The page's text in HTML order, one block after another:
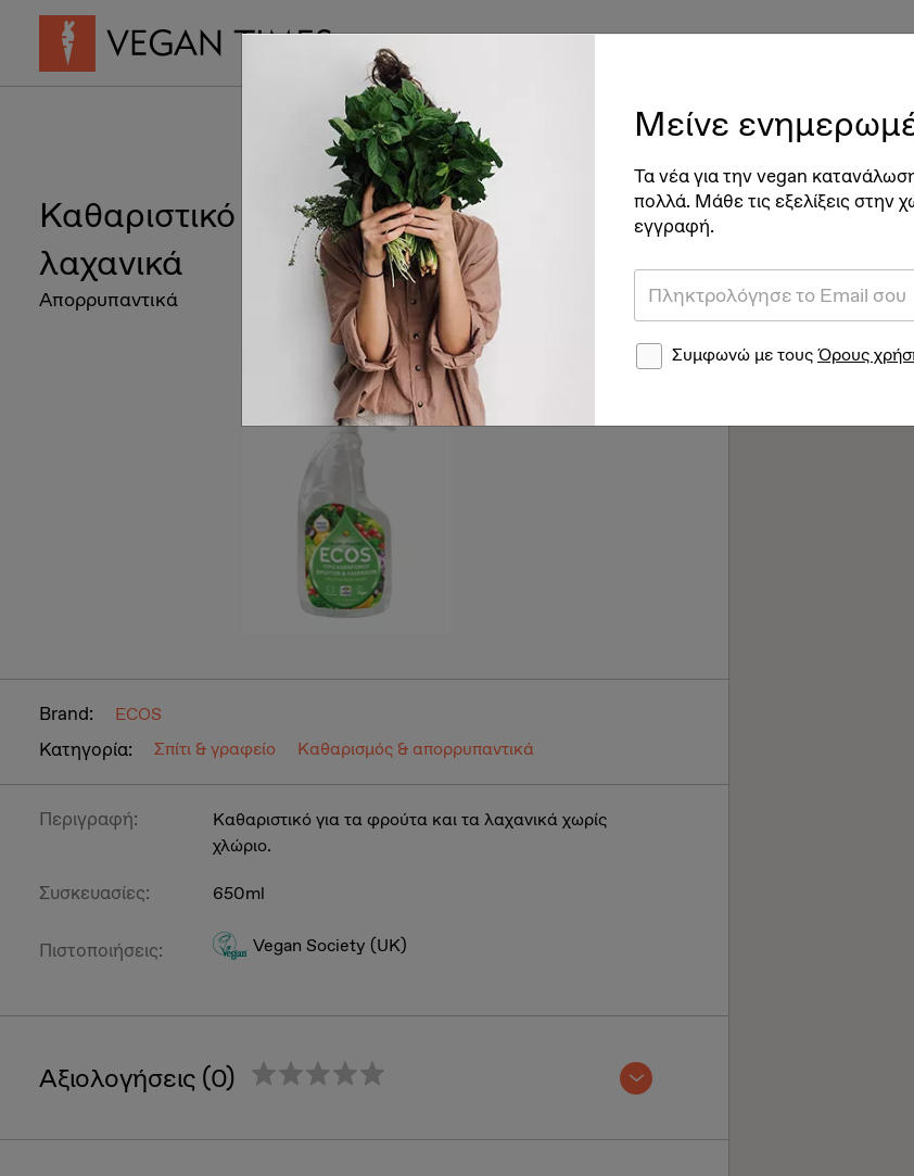
Vegan Συνταγές Vegan Διατροφή & Υγεία Βιγκανισμός
Καθαριστικό για φρούτα και
λαχανικά
Απορρυπαντικά
Brand: ECOS
Κατηγορία: Σπίτι & γραφείο Καθαρισμός & απορρυπαντικά
Περιγραφή:
Καθαριστικό για τα φρούτα και τα λαχανικά χωρίς
χλώριο.
Συσκευασίες: 650ml
Πιστοποιήσεις: Vegan Society (UK)
Αξιολογήσεις (0)
Μείνε
Τα νέα για την vegan κατανάλωση
πολλά. Μάθε τις εξελίξεις στην
εγγραφή.
Συμφωνώ με τουςΌρους